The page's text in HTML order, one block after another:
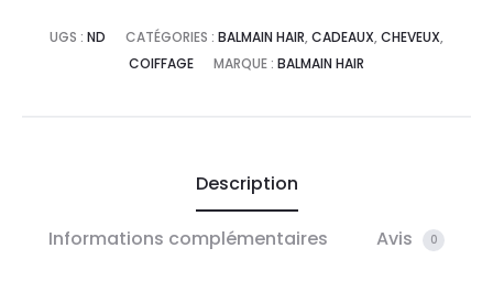
UGS : ND CATÉGORIES : BALMAIN HAIR, CADEAUX, CHEVEUX,
COIFFAGE
MARQUE : BALMAIN HAIR
Description
Informations complémentaires Avis 0